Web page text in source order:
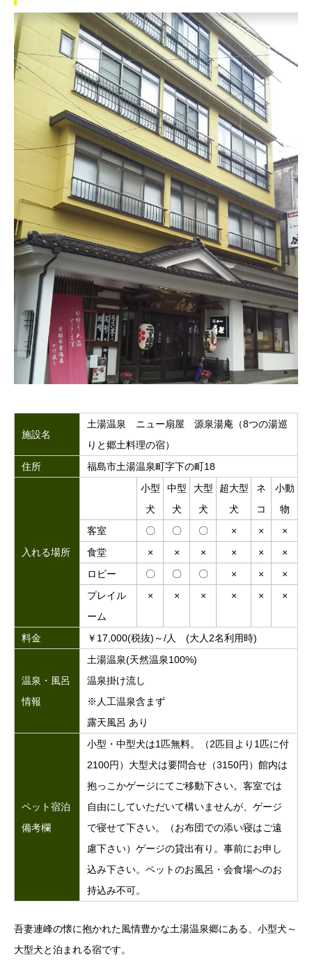
施設名
土湯温泉 ニュー扇屋 源泉湯庵（8つの湯巡
りと郷土料理の宿）
住所
福島市土湯温泉町字下の町18
入れる場所
小型
犬
中型
犬
大型
犬
超大型
犬
ネ
コ
小動
物
客室
〇 〇 〇 × ×
×
食堂
× × × × ×
×
ロビー
〇 〇 〇 × ×
×
プレイル
ーム
× × × × × ×
料金 ￥17,000(税抜)～/人 (大人2名利用時)
温泉・風呂
情報
土湯温泉(天然温泉100%)
温泉掛け流し
※人工温泉含まず
露天風呂 あり
ペット宿泊
備考欄
小型・中型犬は1匹無料。（2匹目より1匹に付
2100円）大型犬は要問合せ（3150円）館内は
抱っこかゲージにてご移動下さい。客室では
自由にしていただいて構いませんが、ゲージ
で寝せて下さい。（お布団での添い寝はご遠
慮下さい）ゲージの貸出有り。事前にお申し
込み下さい。ペットのお風呂・会食場へのお
持込み不可。
吾妻連峰の懐に抱かれた風情豊かな土湯温泉郷にある、小型犬～
大型犬と泊まれる宿です。